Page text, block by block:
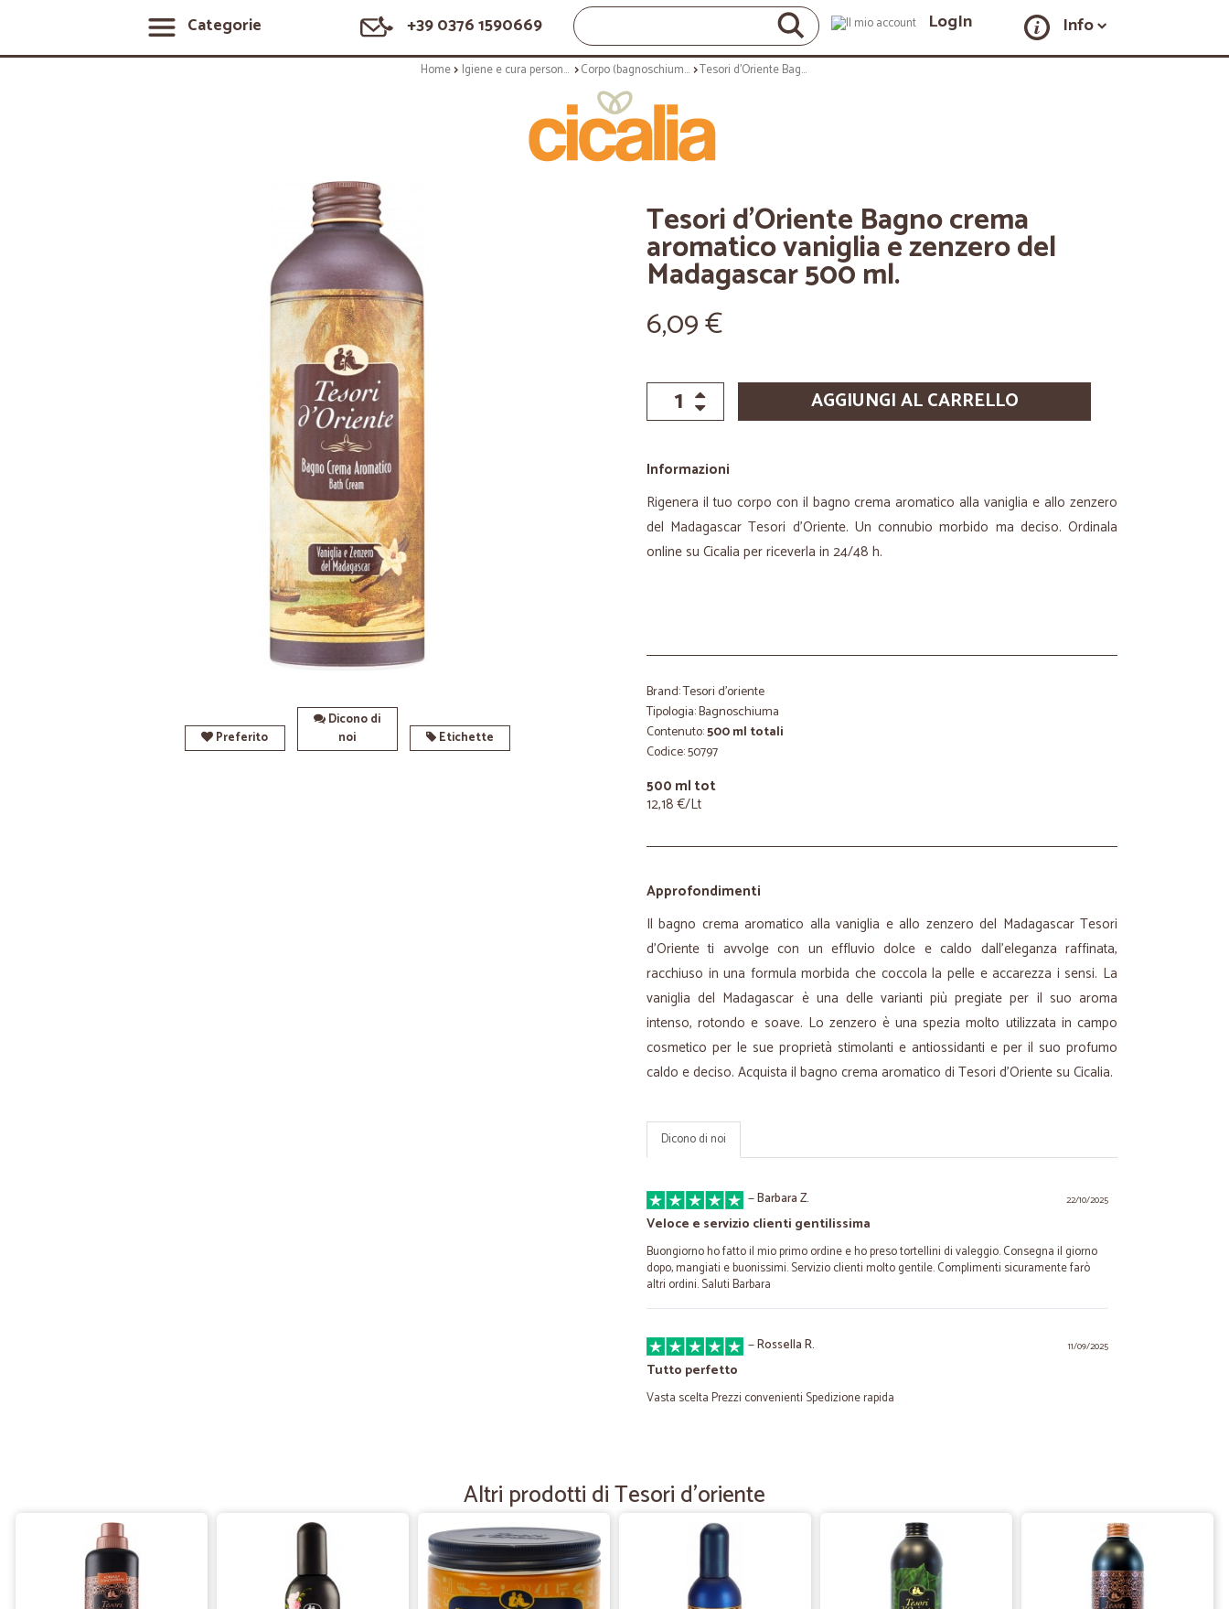
Categorie +39 0376 1590669 LogIn Info
Home Igiene e cura personale Corpo (bagnoschiuma, crema corpo) Tesori d'Oriente Bagno crema aromatico vaniglia e zenzero del Madagascar 500 ml.
Preferito
Dicono di
noi
Etichette
Tesori d'Oriente Bagno crema
aromatico vaniglia e zenzero del
Madagascar 500 ml.
6,09 €
AGGIUNGI AL CARRELLO
Informazioni
Rigenera il tuo corpo con il bagno crema aromatico alla vaniglia e allo zenzero
del Madagascar Tesori d'Oriente. Un connubio morbido ma deciso. Ordinala
online su Cicalia per riceverla in 24/48 h.
Brand: Tesori d'oriente
Tipologia: Bagnoschiuma
Contenuto:500 ml totali
Codice: 50797
500 ml tot
12,18 €/Lt
Approfondimenti
Il bagno crema aromatico alla vaniglia e allo zenzero del Madagascar Tesori
d'Oriente ti avvolge con un effluvio dolce e caldo dall'eleganza raffinata,
racchiuso in una formula morbida che coccola la pelle e accarezza i sensi. La
vaniglia del Madagascar è una delle varianti più pregiate per il suo aroma
intenso, rotondo e soave. Lo zenzero è una spezia molto utilizzata in campo
cosmetico per le sue proprietà stimolanti e antiossidanti e per il suo profumo
caldo e deciso. Acquista il bagno crema aromatico di Tesori d'Oriente su Cicalia.
Dicono di noi
22/10/2025
—Barbara Z.
Veloce e servizio clienti gentilissima
Buongiorno ho fatto il mio primo ordine e ho preso tortellini di valeggio. Consegna il giorno
dopo, mangiati e buonissimi. Servizio clienti molto gentile. Complimenti sicuramente farò
altri ordini. Saluti Barbara
11/09/2025
—Rossella R.
Tutto perfetto
Vasta scelta Prezzi convenienti Spedizione rapida
Ottima qualità
16/09/2022
Acquisto consigliato
Altri prodotti di Tesori d'oriente